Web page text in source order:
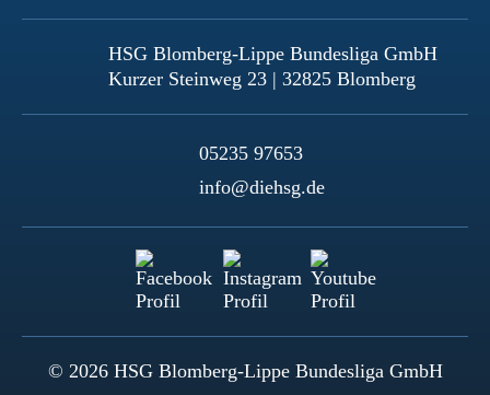
HSG Blomberg-Lippe Bundesliga GmbH
Kurzer Steinweg 23 | 32825 Blomberg
05235 97653
info@diehsg.de
© 2026 HSG Blomberg-Lippe Bundesliga GmbH